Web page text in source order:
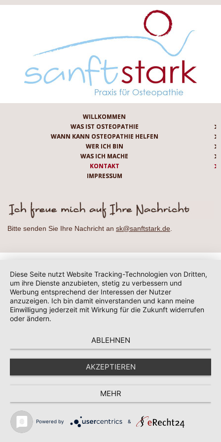
WILLKOMMEN
WAS IST OSTEOPATHIE
WANN KANN OSTEOPATHIE HELFEN
WER ICH BIN
WAS ICH MACHE
KONTAKT
IMPRESSUM
Bitte senden Sie Ihre Nachricht an sk@sanftstark.de
Diese Seite nutzt Website Tracking-Technologien von Dritten,
um ihre Dienste anzubieten, stetig zu verbessern und
Werbung entsprechend der Interessen der Nutzer
anzuzeigen. Ich bin damit einverstanden und kann meine
Einwilligung jederzeit mit Wirkung für die Zukunft widerrufen
oder ändern.
ABLEHNEN
AKZEPTIEREN
MEHR
Powered by &